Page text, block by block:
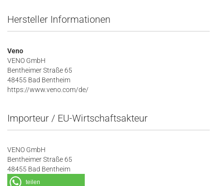
Hersteller Informationen
Veno
VENO GmbH
Bentheimer Straße 65
48455 Bad Bentheim
https://www.veno.com/de/
Importeur / EU-Wirtschaftsakteur
VENO GmbH
Bentheimer Straße 65
48455 Bad Bentheim
teilen